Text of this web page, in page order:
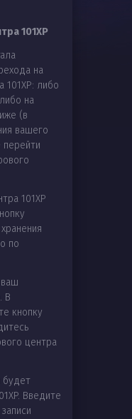
101XP
на
101XP: либо
на
(в
вашего
101XP
по
В
кнопку
центра
будет
Введите